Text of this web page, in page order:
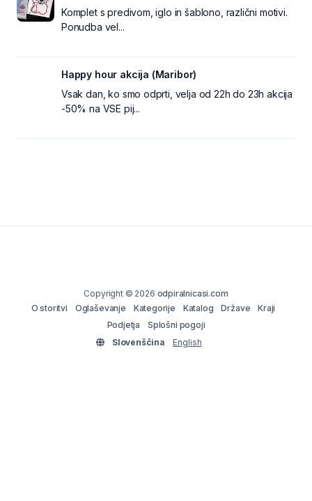
Komplet s predivom, iglo in šablono, različni motivi.
Ponudba vel...
Happy hour akcija (Maribor)
Vsak dan, ko smo odprti, velja od 22h do 23h akcija
-50% na VSE pij...
Copyright © 2026 odpiralnicasi.com
O storitvi
Oglaševanje Kategorije Katalog Države
Kraji
Podjetja
Splošni pogoji
Slovenščina
English